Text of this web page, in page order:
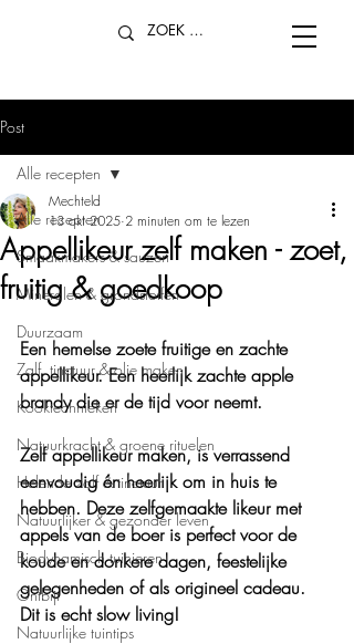
Post
Alle recepten
Smaakmakers & sauzen
Mineralen & grondstoffen
Duurzaam
Zalf, tinctuur & olie maken
Kooktechnieken
Natuurkracht & groene rituelen
Helende zalf & tinctuur
Natuurlijker & gezonder leven
Biodynamisch tuinieren
Ontbijt
Natuurlijke tuintips
Alle recepten
Appellikeur zelf maken - zoet,
fruitig & goedkoop
Mechteld
13 okt 2025 2 minuten om te lezen
Een hemelse zoete fruitige en zachte
appellikeur. Een heerlijk zachte apple
brandy die er de tijd voor neemt.
Zelf appellikeur maken, is verrassend
eenvoudig én heerlijk om in huis te
hebben. Deze zelfgemaakte likeur met
appels van de boer is perfect voor de
koude en donkere dagen, feestelijke
gelegenheden of als origineel cadeau.
Dit is echt slow living!